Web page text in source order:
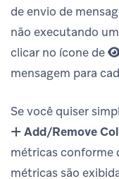
de envio de
não executando
clicar no ícone de
mensagem para
Se você quiser
Add/Remove
métricas conforme
métricas são